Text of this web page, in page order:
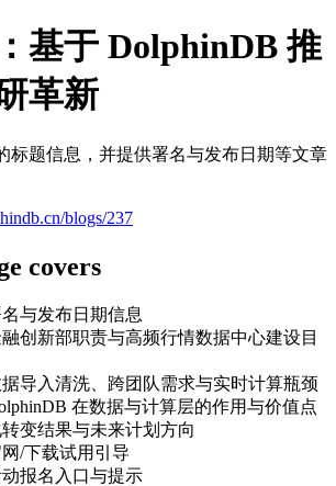
基于 DolphinDB 推
革新
标题信息，并提供署名与发布日期等文章
blogs/237
covers
与发布日期信息
创新部职责与高频行情数据中心建设目
导入清洗、跨团队需求与实时计算瓶颈
在数据与计算层的作用与价值点
变结果与未来计划方向
/下载试用引导
报名入口与提示